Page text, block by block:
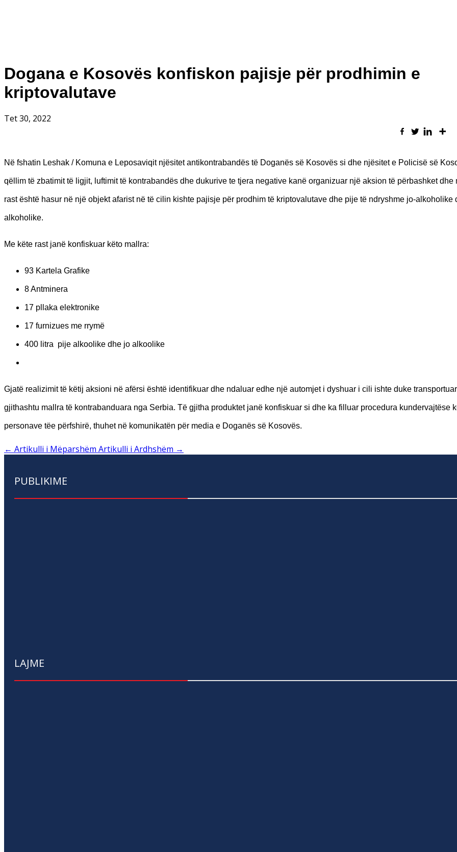
Dogana e Kosovës konfiskon pajisje për prodhimin e
kriptovalutave
Tet 30, 2022
Në fshatin Leshak / Komuna e Leposaviqit njësitet antikontrabandës të Doganës së Kosovës si dhe njësitet e Policisë së
qëllim të zbatimit të ligjit, luftimit të kontrabandës dhe dukurive te tjera negative kanë organizuar një aksion të përbashket dhe
rast është hasur në një objekt afarist në të cilin kishte pajisje për prodhim të kriptovalutave dhe pije të ndryshme jo-alkoholike
alkoholike.
Me këte rast janë konfiskuar këto mallra:
93 Kartela Grafike
8 Antminera
17 pllaka elektronike
17 furnizues me rrymë
400 litra pije alkoolike dhe jo alkoolike
Gjatë realizimit të këtij aksioni në afërsi është identifikuar dhe ndaluar edhe një automjet i dyshuar i cili ishte duke transportuar
gjithashtu mallra të kontrabanduara nga Serbia. Të gjitha produktet janë konfiskuar si dhe ka filluar procedura kundervajtëse
personave tëe përfshirë, thuhet në komunikatën për media e Doganës së Kosovës.
← Artikulli i Mëparshëm Artikulli i Ardhshëm →
PUBLIKIME
LAJME